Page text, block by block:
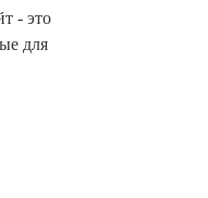
- это
для